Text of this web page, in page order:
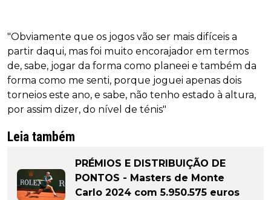
"Obviamente que os jogos vão ser mais difíceis a
partir daqui, mas foi muito encorajador em termos
de, sabe, jogar da forma como planeei e também da
forma como me senti, porque joguei apenas dois
torneios este ano, e sabe, não tenho estado à altura,
por assim dizer, do nível de ténis"
Leia também
PRÉMIOS E DISTRIBUIÇÃO DE
PONTOS - Masters de Monte
Carlo 2024 com 5.950.575 euros